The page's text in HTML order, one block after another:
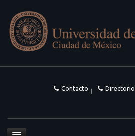
Directorio
Contacto